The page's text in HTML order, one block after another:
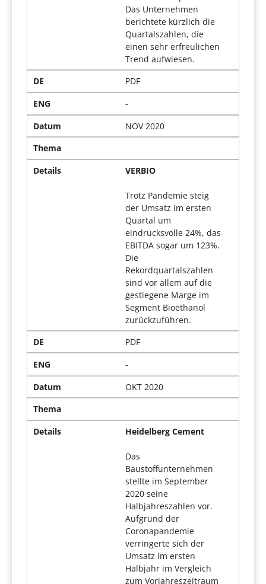
Das Unternehmen
berichtete kürzlich die
Quartalszahlen, die
einen sehr erfreulichen
Trend aufwiesen.
DE
PDF
ENG
-
Datum
NOV 2020
Thema
Details
VERBIO
Trotz Pandemie steig
der Umsatz im ersten
Quartal um
eindrucksvolle 24%, das
EBITDA sogar um 123%.
Die
Rekordquartalszahlen
sind vor allem auf die
gestiegene Marge im
Segment Bioethanol
zurückzuführen.
DE
PDF
ENG
-
Datum
OKT 2020
Thema
Details
Heidelberg Cement
Das
Baustoffunternehmen
stellte im September
2020 seine
Halbjahreszahlen vor.
Aufgrund der
Coronapandemie
verringerte sich der
Umsatz im ersten
Halbjahr im Vergleich
zum Vorjahreszeitraum